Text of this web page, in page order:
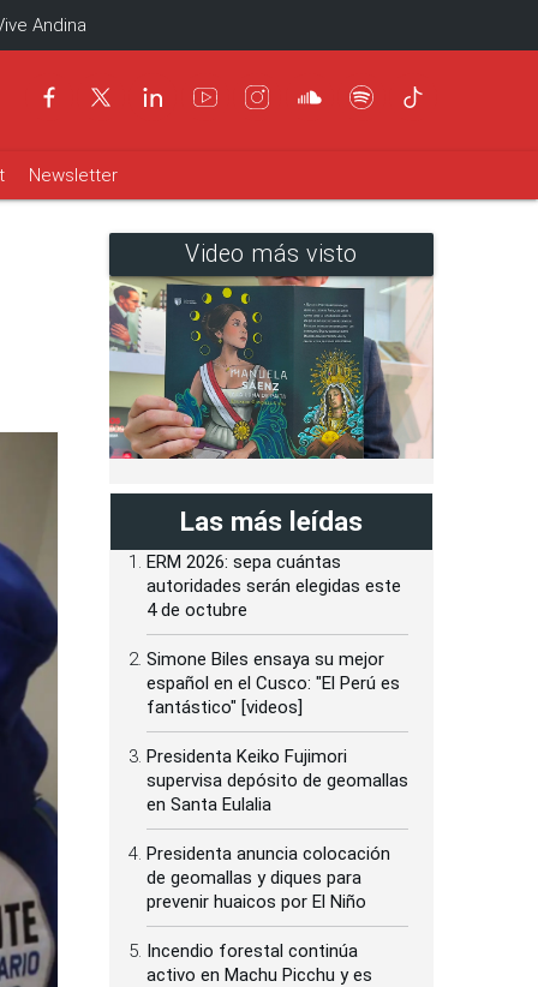
Andina
Newsletter
Video más visto
Las más leídas
ERM 2026: sepa cuántas
autoridades serán elegidas este
4 de octubre
Simone Biles ensaya su mejor
español en el Cusco: "El Perú es
fantástico" [videos]
Presidenta Keiko Fujimori
supervisa depósito de geomallas
en Santa Eulalia
Presidenta anuncia colocación
de geomallas y diques para
prevenir huaicos por El Niño
Incendio forestal continúa
activo en Machu Picchu y es